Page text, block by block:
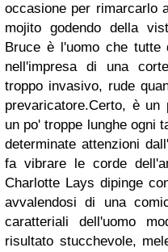
occasione per rimarcarlo
mojito godendo della
Bruce è l'uomo che tutte
nell'impresa di una
troppo invasivo, rude
prevaricatore.Certo, è
un po' troppe lunghe ogni
determinate attenzioni
fa vibrare le corde
Charlotte Lays dipinge
avvalendosi di una
caratteriali dell'uomo
risultato stucchevole,